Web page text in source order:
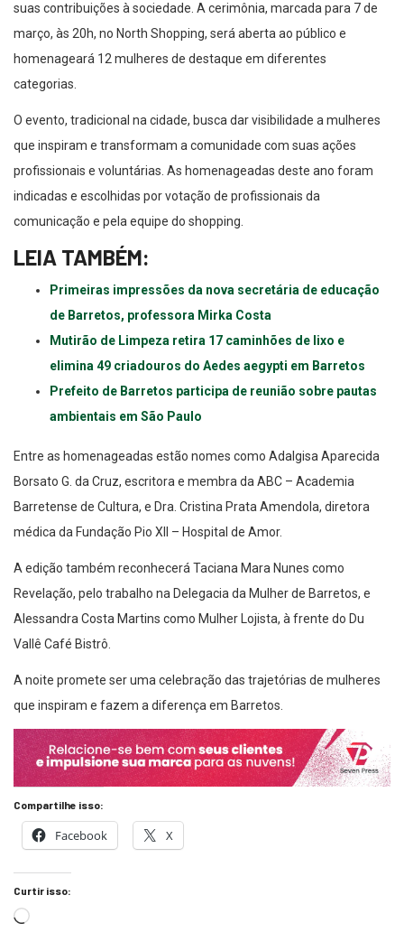
suas contribuições à sociedade. A cerimônia, marcada para 7 de
março, às 20h, no North Shopping, será aberta ao público e
homenageará 12 mulheres de destaque em diferentes
categorias.
O evento, tradicional na cidade, busca dar visibilidade a mulheres
que inspiram e transformam a comunidade com suas ações
profissionais e voluntárias. As homenageadas deste ano foram
indicadas e escolhidas por votação de profissionais da
comunicação e pela equipe do shopping.
LEIA TAMBÉM:
Primeiras impressões da nova secretária de educação
de Barretos, professora Mirka Costa
Mutirão de Limpeza retira 17 caminhões de lixo e
elimina 49 criadouros do Aedes aegypti em Barretos
Prefeito de Barretos participa de reunião sobre pautas
ambientais em São Paulo
Entre as homenageadas estão nomes como Adalgisa Aparecida
Borsato G. da Cruz, escritora e membra da ABC – Academia
Barretense de Cultura, e Dra. Cristina Prata Amendola, diretora
médica da Fundação Pio XII – Hospital de Amor.
A edição também reconhecerá Taciana Mara Nunes como
Revelação, pelo trabalho na Delegacia da Mulher de Barretos, e
Alessandra Costa Martins como Mulher Lojista, à frente do Du
Vallê Café Bistrô.
A noite promete ser uma celebração das trajetórias de mulheres
que inspiram e fazem a diferença em Barretos.
Compartilhe isso:
Facebook X
Curtir isso: